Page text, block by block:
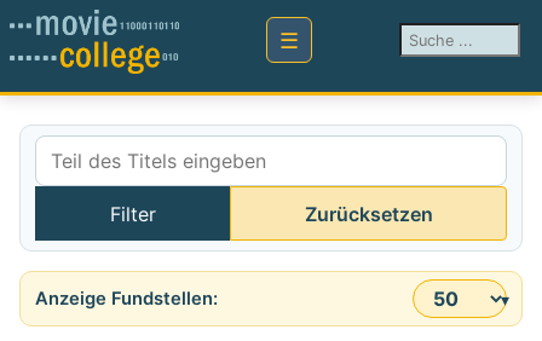
Suchen ...
Teil des Titels eingeben
Filter Zurücksetzen
Anzeige #